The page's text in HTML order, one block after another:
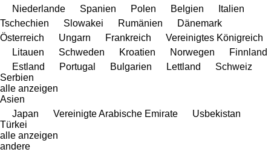
Niederlande
Spanien Polen Belgien
Italien
Tschechien
Slowakei Rumänien
Dänemark
Österreich
Ungarn Frankreich
Vereinigtes Königreich
Litauen
Schweden Kroatien Norwegen
Finnland
Estland
Portugal Bulgarien Lettland
Schweiz
Serbien
alle anzeigen
Asien
Japan
Vereinigte Arabische Emirate
Usbekistan
Türkei
alle anzeigen
andere